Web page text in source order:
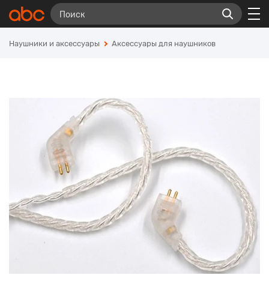
Наушники и аксессуары Аксессуары для наушников